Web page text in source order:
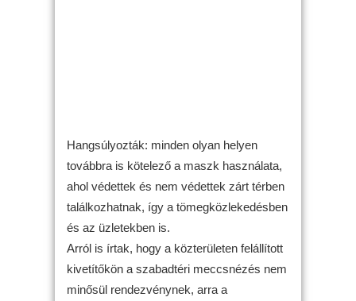
Hangsúlyozták: minden olyan helyen
továbbra is kötelező a maszk használata,
ahol védettek és nem védettek zárt térben
találkozhatnak, így a tömegközlekedésben
és az üzletekben is.
Arról is írtak, hogy a közterületen felállított
kivetítőkön a szabadtéri meccsnézés nem
minősül rendezvénynek, arra a